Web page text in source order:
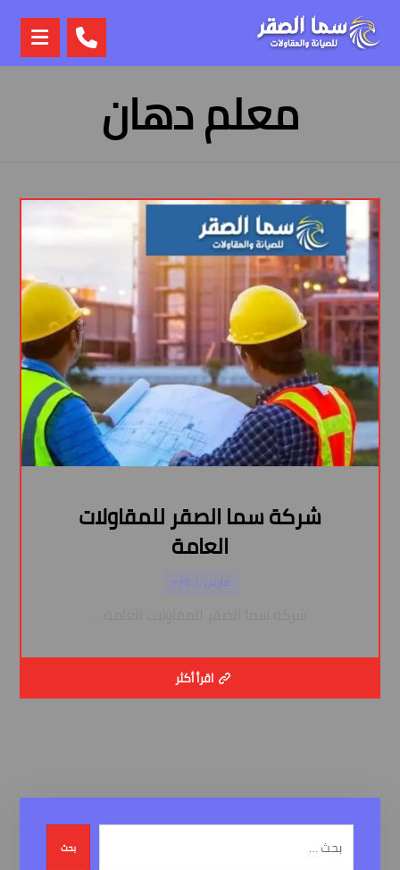
معلم دهان
شركة سما الصقر للمقاولات
العامة
مارس ١٠, ٢٠٢٤
اقرأ أكثر
بحث